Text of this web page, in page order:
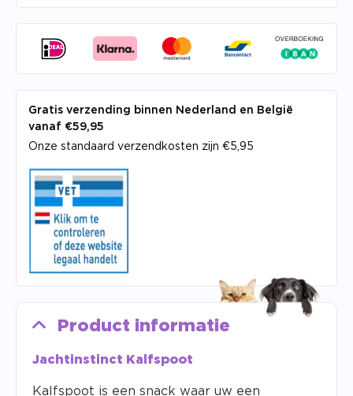
Gratis verzending binnen Nederland en België
vanaf €59,95
Onze standaard verzendkosten zijn €5,95
Product informatie
Jachtinstinct Kalfspoot
Kalfspoot is een snack waar uw een